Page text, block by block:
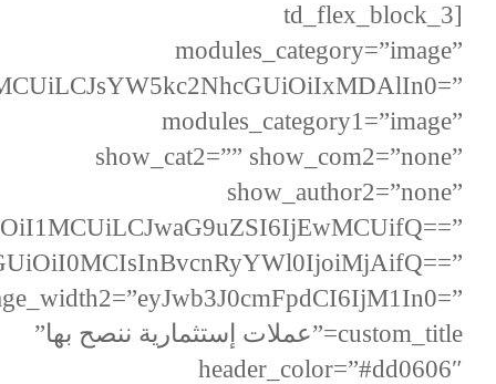
[td_flex_block_3
modules_category=”image”
modules_category1=”image”
show_cat2=”” show_com2=”none”
show_author2=”none”
custom_title=”عملات إستثمارية ننصح بها”
header_color=”#dd0606″